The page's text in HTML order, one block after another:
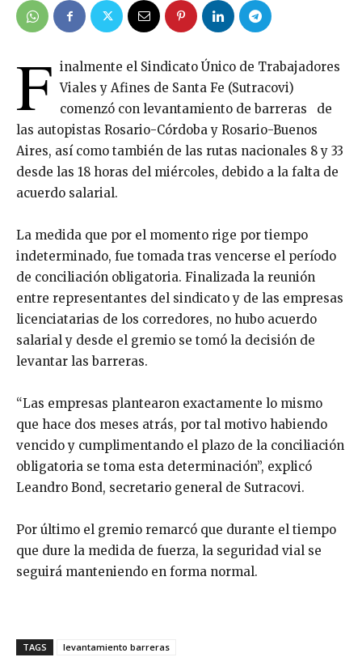
F inalmente el Sindicato Único de Trabajadores
Viales y Afines de Santa Fe (Sutracovi)
comenzó con levantamiento de barreras de
las autopistas Rosario-Córdoba y Rosario-Buenos
Aires, así como también de las rutas nacionales 8 y 33
desde las 18 horas del miércoles, debido a la falta de
acuerdo salarial.
La medida que por el momento rige por tiempo
indeterminado, fue tomada tras vencerse el período
de conciliación obligatoria. Finalizada la reunión
entre representantes del sindicato y de las empresas
licenciatarias de los corredores, no hubo acuerdo
salarial y desde el gremio se tomó la decisión de
levantar las barreras.
“Las empresas plantearon exactamente lo mismo
que hace dos meses atrás, por tal motivo habiendo
vencido y cumplimentando el plazo de la conciliación
obligatoria se toma esta determinación”, explicó
Leandro Bond, secretario general de Sutracovi.
Por último el gremio remarcó que durante el tiempo
que dure la medida de fuerza, la seguridad vial se
seguirá manteniendo en forma normal.
TAGS levantamiento barreras